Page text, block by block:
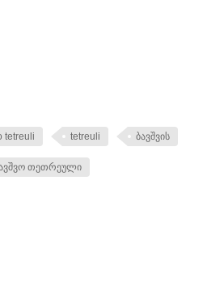
tetreuli tetreuli ბავშვის
თეთრეული